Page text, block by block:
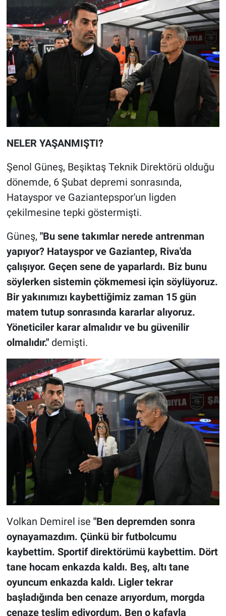
NELER YAŞANMIŞTI?
Şenol Güneş, Beşiktaş Teknik Direktörü olduğu
dönemde, 6 Şubat depremi sonrasında,
Hatayspor ve Gaziantepspor'un ligden
çekilmesine tepki göstermişti.
Güneş, "Bu sene takımlar nerede antrenman
yapıyor? Hatayspor ve Gaziantep, Riva'da
çalışıyor. Geçen sene de yaparlardı. Biz bunu
söylerken sistemin çökmemesi için söylüyoruz.
Bir yakınımızı kaybettiğimiz zaman 15 gün
matem tutup sonrasında kararlar alıyoruz.
Yöneticiler karar almalıdır ve bu güvenilir
olmalıdır." demişti.
Volkan Demirel ise "Ben depremden sonra
oynayamazdım. Çünkü bir futbolcumu
kaybettim. Sportif direktörümü kaybettim. Dört
tane hocam enkazda kaldı. Beş, altı tane
oyuncum enkazda kaldı. Ligler tekrar
başladığında ben cenaze arıyordum, morgda
cenaze teslim ediyordum. Ben o kafayla